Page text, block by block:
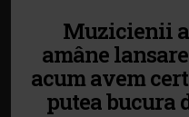
Muzicienii
amâne
acum avem
putea bucura